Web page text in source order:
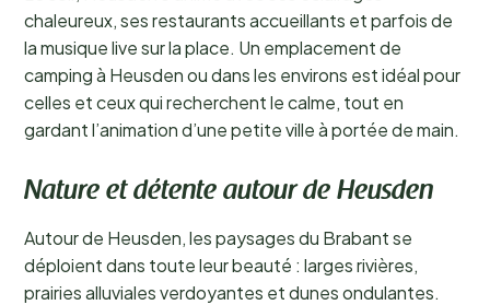
chaleureux, ses restaurants accueillants et parfois de
la musique live sur la place. Un emplacement de
camping à Heusden ou dans les environs est idéal pour
celles et ceux qui recherchent le calme, tout en
gardant l’animation d’une petite ville à portée de main.
Nature et détente autour de Heusden
Autour de Heusden, les paysages du Brabant se
déploient dans toute leur beauté : larges rivières,
prairies alluviales verdoyantes et dunes ondulantes.